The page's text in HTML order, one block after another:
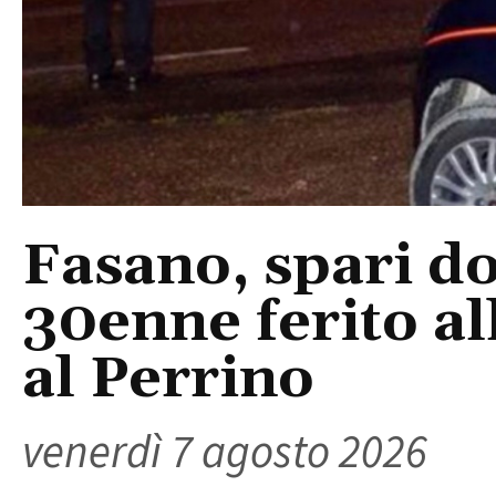
Fasano, spari
30enne ferito
al Perrino
venerdì 7 agosto 2026